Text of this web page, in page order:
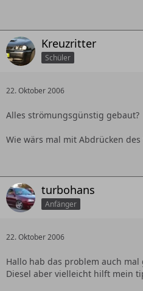
Kreuzritter
Schüler
22. Oktober 2006
Alles strömungsgünstig gebaut?
Wie wärs mal mit Abdrücken des
turbohans
Anfänger
22. Oktober 2006
Hallo hab das problem auch
Diesel aber vielleicht hilft mein